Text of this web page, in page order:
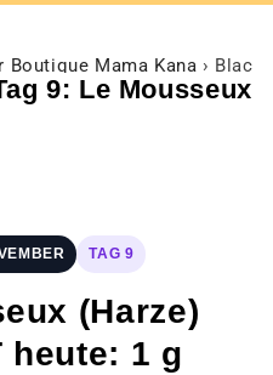
Boutique Mama Kana › Black
9: Le Mousseux
TAG 9
(Harze)
heute: 1 g